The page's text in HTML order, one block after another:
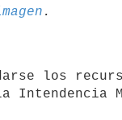
los
Intendencia